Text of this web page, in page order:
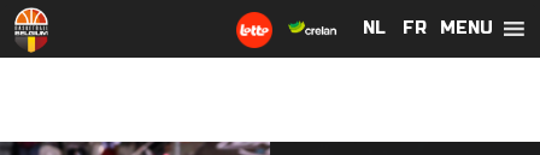
MENU
NL FR
NL FR